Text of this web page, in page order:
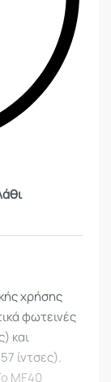
χρήσης
φωτεινές
και
ίντσες).
MF40